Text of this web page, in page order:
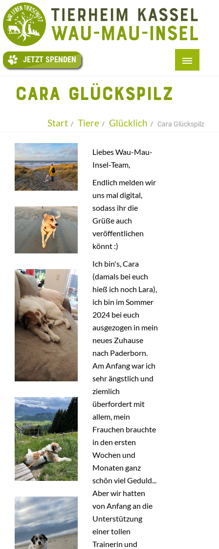
JETZT
SPENDEN
JETZT SPENDEN
ÜBER UNS
TAFEL
KITI
INFOS
KONTAKT
BMT
CARA GLÜCKSPILZ
Start Tiere Glücklich Cara Glückspilz
Liebes Wau-Mau-
Insel-Team,
Endlich melden wir
uns mal digital,
sodass ihr die
Grüße auch
veröffentlichen
könnt :)
Ich bin's, Cara
(damals bei euch
hieß ich noch Lara),
ich bin im Sommer
2024 bei euch
ausgezogen in mein
neues Zuhause
nach Paderborn.
Am Anfang war ich
sehr ängstlich und
ziemlich
überfordert mit
allem, mein
Frauchen brauchte
in den ersten
Wochen und
Monaten ganz
schön viel Geduld...
Aber wir hatten
von Anfang an die
Unterstützung
einer tollen
Trainerin und